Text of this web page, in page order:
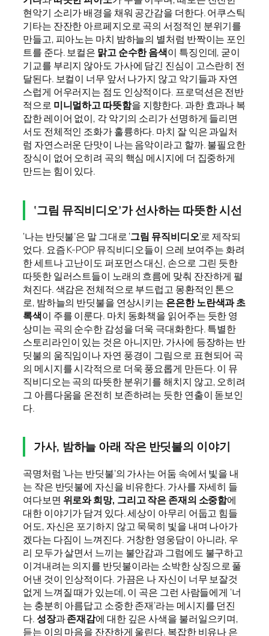
현악기 소리가 배경을 채워 공간감을 더한다. 어쿠스틱
기타는 잔잔한 아르페지오로 곡의 서정적인 분위기를
만들고, 피아노는 마치 밤하늘의 별처럼 반짝이는 포인
트를 준다. 보컬은 맑고 순수한 음색이 특징인데, 굳이
기교를 부리지 않아도 가사에 담긴 진심이 고스란히 전
달된다. 보컬이 너무 앞서 나가지 않고 악기들과 자연
스럽게 어우러지는 점도 인상적이다. 프로덕션은 전반
적으로 미니멀하고 따뜻함을 지향한다. 과한 효과나 복
잡한 레이어 없이, 각 악기의 소리가 선명하게 들리면
서도 전체적인 조화가 훌륭하다. 마치 잘 익은 과일처
럼 자연스러운 단맛이 나는 음악이라고 할까. 불필요한
장식이 없어 오히려 곡의 핵심 메시지에 더 집중하게
만드는 힘이 있다.
‘그림 뮤직비디오’가 선사하는 따뜻한 시선
‘나는 반딧불’은 말 그대로 ‘그림 뮤직비디오‘로 제작되
었다. 요즘 K-POP 뮤직비디오들이 으레 보여주는 화려
한 세트나 고난이도 퍼포먼스 대신, 손으로 그린 듯한
따뜻한 일러스트들이 노래의 흐름에 맞춰 잔잔하게 펼
쳐진다. 색감은 전체적으로 부드럽고 몽환적인 톤으
로, 밤하늘의 반딧불을 연상시키는 은은한 노란색과 초
록색이 주를 이룬다. 마치 동화책을 읽어주는 듯한 영
상미는 곡의 순수한 감성을 더욱 극대화한다. 특별한
스토리라인이 있는 것은 아니지만, 가사에 등장하는 반
딧불의 움직임이나 자연 풍경이 그림으로 표현되어 곡
의 메시지를 시각적으로 더욱 풍요롭게 만든다. 이 뮤
직비디오는 곡의 따뜻한 분위기를 해치지 않고, 오히려
그 아름다움을 온전히 보존하려는 듯한 연출이 돋보인
다.
가사, 밤하늘 아래 작은 반딧불의 이야기
곡명처럼 ‘나는 반딧불’의 가사는 어둠 속에서 빛을 내
는 작은 반딧불에 자신을 비유한다. 가사를 자세히 들
여다보면 위로와 희망, 그리고 작은 존재의 소중함에
대한 이야기가 담겨 있다. 세상이 아무리 어둡고 힘들
어도, 자신은 포기하지 않고 묵묵히 빛을 내며 나아가
겠다는 다짐이 느껴진다. 거창한 영웅담이 아니라, 우
리 모두가 살면서 느끼는 불안감과 그럼에도 불구하고
이겨내려는 의지를 반딧불이라는 소박한 상징으로 풀
어낸 것이 인상적이다. 가끔은 나 자신이 너무 보잘것
없게 느껴질 때가 있는데, 이 곡은 그런 사람들에게 ‘너
는 충분히 아름답고 소중한 존재’라는 메시지를 던진
다.성장과존재감에 대한 깊은 사색을 불러일으키며,
듣는 이의 마음을 잔잔하게 울린다. 복잡한 비유나 은